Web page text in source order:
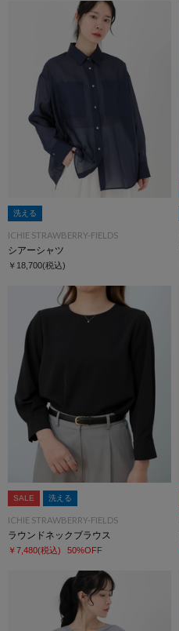
洗える
ICHIE STRAWBERRY-FIELDS
シアーシャツ
￥18,700(税込)
SALE 洗える
ICHIE STRAWBERRY-FIELDS
ラウンドネックブラウス
￥7,480(税込) 50%OFF